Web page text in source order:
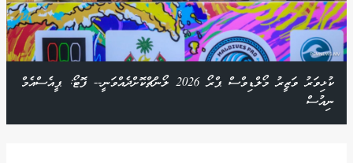
ކުޅިވަރު ވަޒީރު މޯލްޑިވްސް ޕްރޯ 2026 ލޯންޗްކޮށްދެއްވަނީ-- ފޮޓޯ: ޕީއެސްއެމް
ނިއުސް